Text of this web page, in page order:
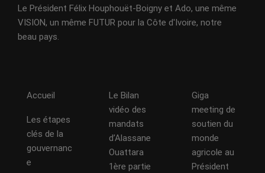
Le Président Félix Houphouët-Boigny et Ado, une même
VISION, un même FUTUR pour la Côte d'Ivoire, notre
beau pays.
Accueil
Les étapes
clés de la
gouvernanc
e
Le Bilan
vidéo des
mandats
d’Alassane
Ouattara
1ère partie
Giga
meeting de
soutien du
monde
agricole au
Président